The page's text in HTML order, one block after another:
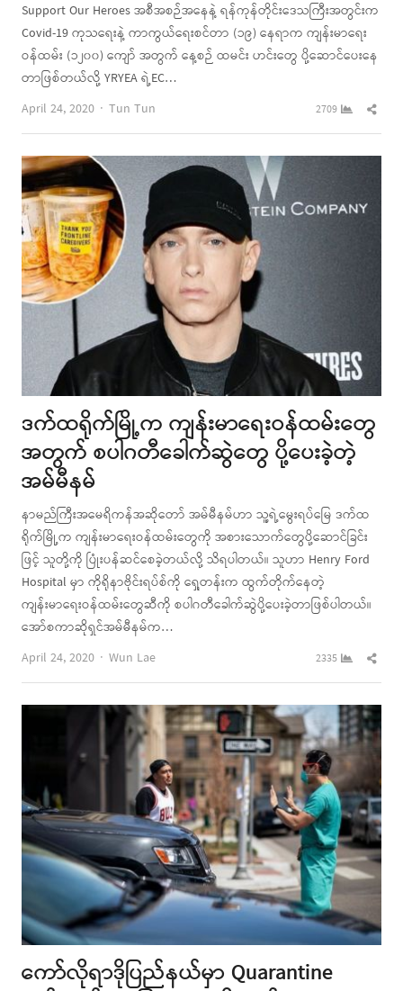
Support Our Heroes အစီအစဉ်အနေနဲ့ ရန်ကုန်တိုင်းဒေသကြီးအတွင်းက
Covid-19 ကုသရေးနဲ့ ကာကွယ်ရေးစင်တာ (၁၉) နေရာက ကျန်းမာရေး
ဝန်ထမ်း (၁၂၀၀) ကျော် အတွက် နေ့စဉ် ထမင်း ဟင်းတွေ ပို့ဆောင်ပေးနေ
တာဖြစ်တယ်လို့ YRYEA ရဲ့EC…
April 24, 2020
Author
Tun Tun 2709
ဒက်ထရိုက်မြို့က ကျန်းမာရေးဝန်ထမ်းတွေ
အတွက် စပါဂတီခေါက်ဆွဲတွေ ပို့ပေးခဲ့တဲ့
အမ်မီနမ်
နာမည်ကြီးအမေရိကန်အဆိုတော် အမ်မီနမ်ဟာ သူ့ရဲ့မွေးရပ်မြေ ဒက်ထ
ရိုက်မြို့က ကျန်းမာရေးဝန်ထမ်းတွေကို အစားသောက်တွေပို့ဆောင်ခြင်း
ဖြင့် သူတို့ကို ပြုံးပန်ဆင်စေခဲ့တယ်လို့ သိရပါတယ်။ သူဟာ Henry Ford
Hospital မှာ ကိုရိုနာဗိုင်းရပ်စ်ကို ရှေ့တန်းက ထွက်တိုက်နေတဲ့
ကျန်းမာရေးဝန်ထမ်းတွေဆီကို စပါဂတီခေါက်ဆွဲပို့ပေးခဲ့တာဖြစ်ပါတယ်။
အော်စကာဆိုရှင်အမ်မီနမ်က…
April 24, 2020
Author
Wun Lae 2335
ကော်လိုရာဒိုပြည်နယ်မှာ Quarantine